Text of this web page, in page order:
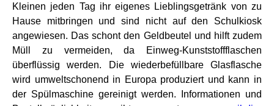
Kleinen jeden Tag ihr eigenes Lieblingsgetränk von zu
Hause mitbringen und sind nicht auf den Schulkiosk
angewiesen. Das schont den Geldbeutel und hilft zudem
Müll zu vermeiden, da Einweg-Kunststoffflaschen
überflüssig werden. Die wiederbefüllbare Glasflasche
wird umweltschonend in Europa produziert und kann in
der Spülmaschine gereinigt werden. Informationen und